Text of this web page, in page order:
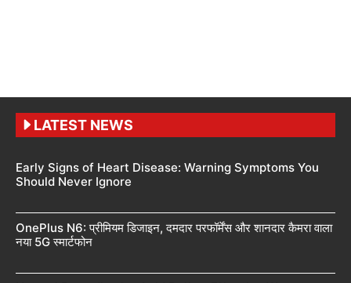
LATEST NEWS
Early Signs of Heart Disease: Warning Symptoms You
Should Never Ignore
OnePlus N6: प्रीमियम डिजाइन, दमदार परफॉर्मेंस और शानदार कैमरा वाला
नया 5G स्मार्टफोन